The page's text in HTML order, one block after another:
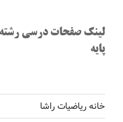
لینک صفحات درسی
پایه
خانه ریاضیات راشا